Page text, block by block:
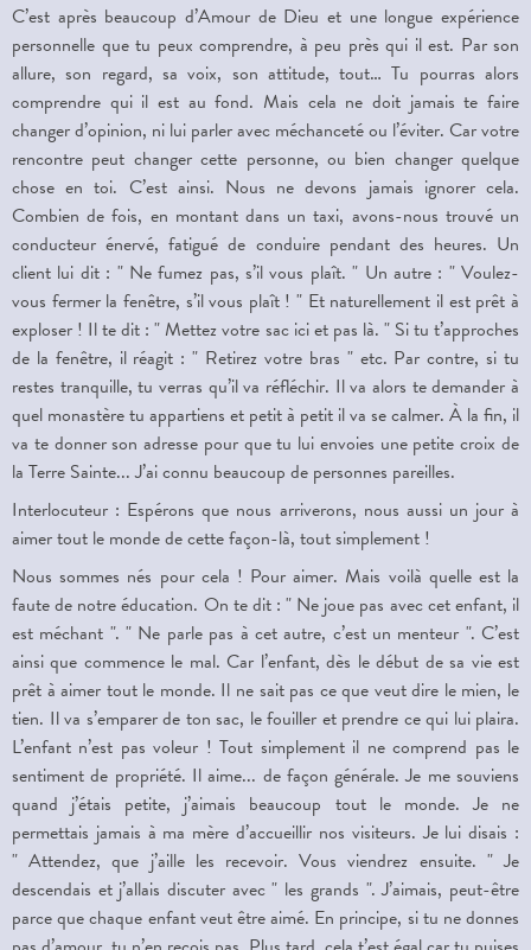
C’est après beaucoup d’Amour de Dieu et une longue expérience
personnelle que tu peux comprendre, à peu près qui il est. Par son
allure, son regard, sa voix, son attitude, tout… Tu pourras alors
comprendre qui il est au fond. Mais cela ne doit jamais te faire
changer d’opinion, ni lui parler avec méchanceté ou l’éviter. Car votre
rencontre peut changer cette personne, ou bien changer quelque
chose en toi. C’est ainsi. Nous ne devons jamais ignorer cela.
Combien de fois, en montant dans un taxi, avons-nous trouvé un
conducteur énervé, fatigué de conduire pendant des heures. Un
client lui dit : " Ne fumez pas, s’il vous plaît. " Un autre : " Voulez-
vous fermer la fenêtre, s’il vous plaît ! " Et naturellement il est prêt à
exploser ! Il te dit : " Mettez votre sac ici et pas là. " Si tu t’approches
de la fenêtre, il réagit : " Retirez votre bras " etc. Par contre, si tu
restes tranquille, tu verras qu’il va réfléchir. Il va alors te demander à
quel monastère tu appartiens et petit à petit il va se calmer. À la fin, il
va te donner son adresse pour que tu lui envoies une petite croix de
la Terre Sainte... J’ai connu beaucoup de personnes pareilles.
Interlocuteur : Espérons que nous arriverons, nous aussi un jour à
aimer tout le monde de cette façon-là, tout simplement !
Nous sommes nés pour cela ! Pour aimer. Mais voilà quelle est la
faute de notre éducation. On te dit : " Ne joue pas avec cet enfant, il
est méchant ". " Ne parle pas à cet autre, c’est un menteur ". C’est
ainsi que commence le mal. Car l’enfant, dès le début de sa vie est
prêt à aimer tout le monde. Il ne sait pas ce que veut dire le mien, le
tien. Il va s’emparer de ton sac, le fouiller et prendre ce qui lui plaira.
L’enfant n’est pas voleur ! Tout simplement il ne comprend pas le
sentiment de propriété. Il aime... de façon générale. Je me souviens
quand j’étais petite, j’aimais beaucoup tout le monde. Je ne
permettais jamais à ma mère d’accueillir nos visiteurs. Je lui disais :
" Attendez, que j’aille les recevoir. Vous viendrez ensuite. " Je
descendais et j’allais discuter avec " les grands ". J’aimais, peut-être
parce que chaque enfant veut être aimé. En principe, si tu ne donnes